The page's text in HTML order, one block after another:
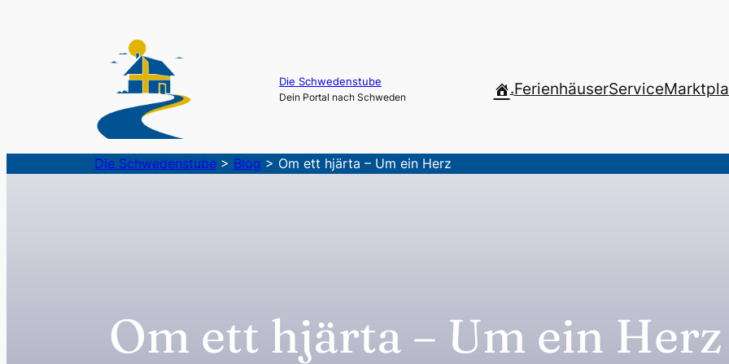
Die Schwedenstube
Dein Portal nach Schweden .FerienhäuserService
Die Schwedenstube> Blog > Om ett hjärta – Um ein Herz
Om ett hjärta – Um ein Herz